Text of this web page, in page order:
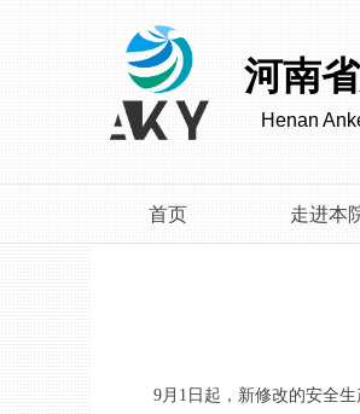
河南
Henan
首页 走进本
9月1日起，新修改的安全